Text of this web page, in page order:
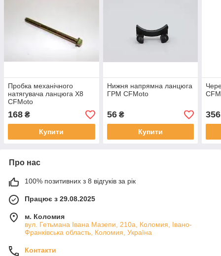
Пробка механічного
натягувача ланцюга Х8
CFMoto
168 ₴
Купити
Нижня напрямна ланцюга
ГРМ CFMoto
56₴
Купити
356
Про нас
100% позитивних з 8 відгуків за рік
Працює з 29.08.2025
м. Коломия
вул. Гетьмана Івана Мазепи, 210а, Коломия, Івано-
Франківська область, Коломия, Україна
Контакти